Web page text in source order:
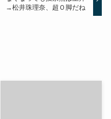
→松井珠理奈、超Ｏ脚だね